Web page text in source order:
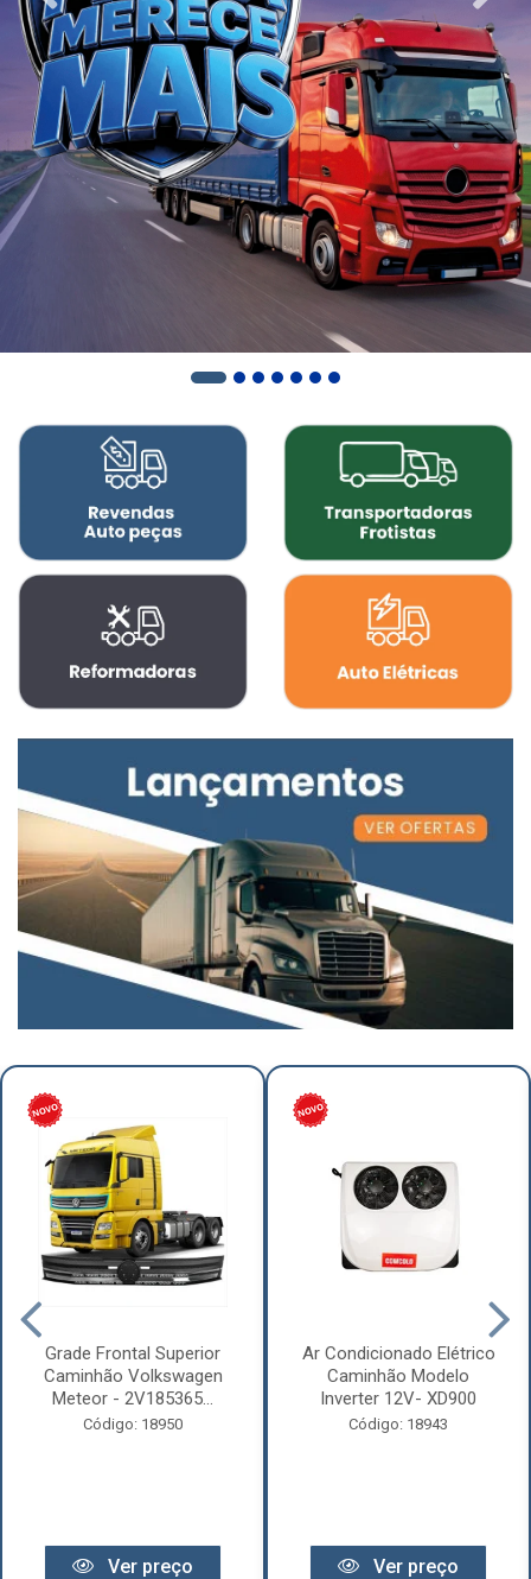
Grade Frontal Superior
Caminhão Volkswagen
Meteor - 2V185365...
Código: 18950
Ver preço
Ar Condicionado Elétrico
Caminhão Modelo
Inverter 12V- XD900
Código: 18943
Ver preço